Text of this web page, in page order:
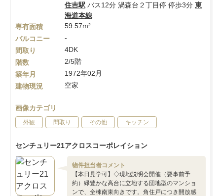
住吉駅 バス12分 渦森台２丁目停 停歩3分 東
海道本線
専有面積
59.57m²
バルコニー
-
間取り
4DK
階数
2/5階
築年月
1972年02月
建物現況
空家
画像カテゴリ
外観 間取り その他 キッチン
センチュリー21アクロスコーポレイション
物件担当者コメント
【本日見学可】◇現地説明会開催（要事前予
約）緑豊かな高台に立地する団地型のマンショ
ンで、全棟南東向きです。角住戸につき開放感